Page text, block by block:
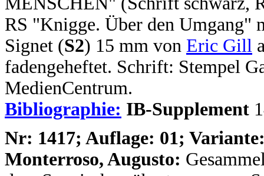
RS "Knigge. Über den Umgang"
Signet (S2) 15 mm von Eric Gill
fadengeheftet. Schrift: Stempel
MedienCentrum.
Bibliographie: IB-Supplement
Nr: 1417; Auflage: 01;
Monterroso, Augusto: